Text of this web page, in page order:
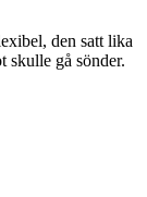
den satt lika
skulle gå sönder.